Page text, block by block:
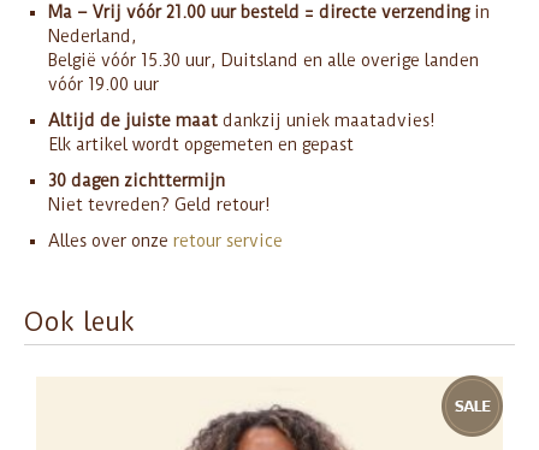
Ma – Vrij vóór 21.00 uur besteld = directe verzendingin
Nederland,
België vóór 15.30 uur, Duitsland en alle overige landen
vóór 19.00 uur
Altijd de juiste maat dankzij uniek maatadvies!
Elk artikel wordt opgemeten en gepast
30 dagen zichttermijn
Niet tevreden? Geld retour!
Alles over onze retour service
Ook leuk